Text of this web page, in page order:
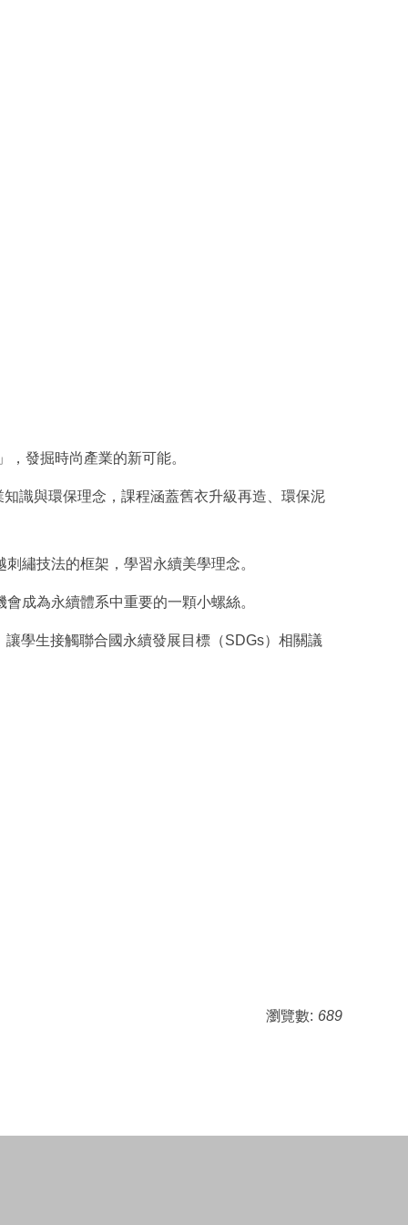
發掘時尚產業的新可能。
識與環保理念，課程涵蓋舊衣升級再造、環保泥
繡技法的框架，學習永續美學理念。
成為永續體系中重要的一顆小螺絲。
學生接觸聯合國永續發展目標（SDGs）相關議
瀏覽數: 689